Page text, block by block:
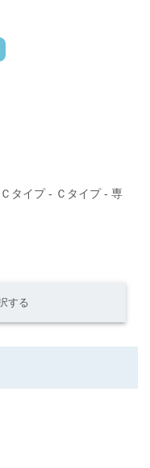
タイプ - Ｃタイプ - 専
する